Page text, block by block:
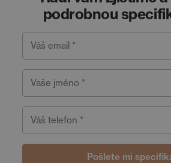
podrobnou
Váš email *
Vaše jméno *
Váš telefon *
Pošlete mi